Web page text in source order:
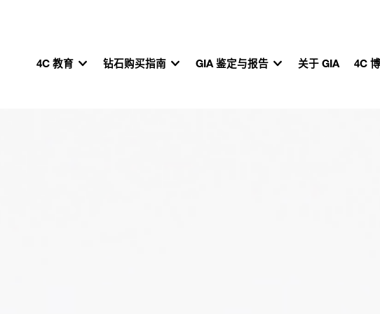
4C 教育 钻石购买指南 GIA 鉴定与报告 关于 GIA 4C